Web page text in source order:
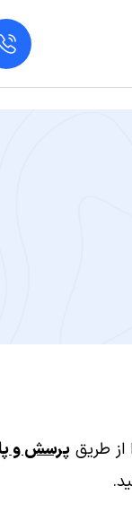
طریق پرسش و